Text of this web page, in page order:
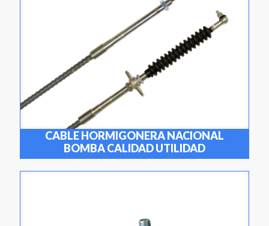
CABLE HORMIGONERA NACIONAL
BOMBA CALIDAD UTILIDAD